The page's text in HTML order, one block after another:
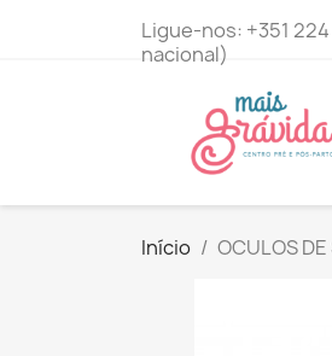
Ligue-nos: +351
nacional)
Início OCULOS